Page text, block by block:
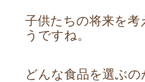
子供たちの将来を
うですね。
どんな食品を選ぶ